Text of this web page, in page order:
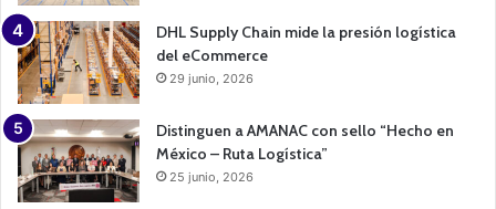
DHL Supply Chain mide la presión logística
del eCommerce
29 junio, 2026
Distinguen a AMANAC con sello “Hecho en
México – Ruta Logística”
25 junio, 2026